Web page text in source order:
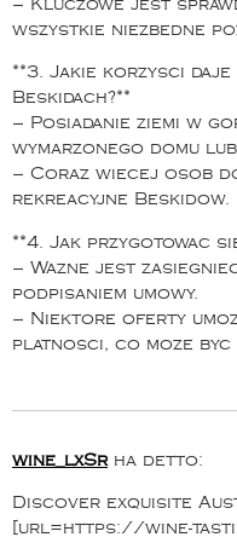
– Kluczowe jest
wszystkie niezbedne
**3. Jakie korzysci
Beskidach?**
– Posiadanie ziemi w
wymarzonego domu
– Coraz wiecej osob
rekreacyjne Beskidow.
**4. Jak przygotowac
– Wazne jest
podpisaniem umowy.
– Niektore oferty
platnosci, co moze byc
wine_lxSr ha detto:
Discover exquisite
[url=https://wine-